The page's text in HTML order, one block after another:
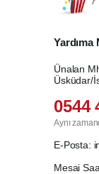
Yardıma
Ünalan
Üsküdar/
0544
Aynı
E-Posta:
Mesai